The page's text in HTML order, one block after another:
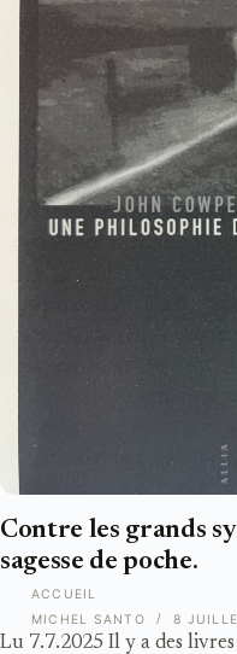
ACCUEIL
Contre les grands
sagesse de poche.
Lu 7.7.2025 Il y a des
MICHEL SANTO 8